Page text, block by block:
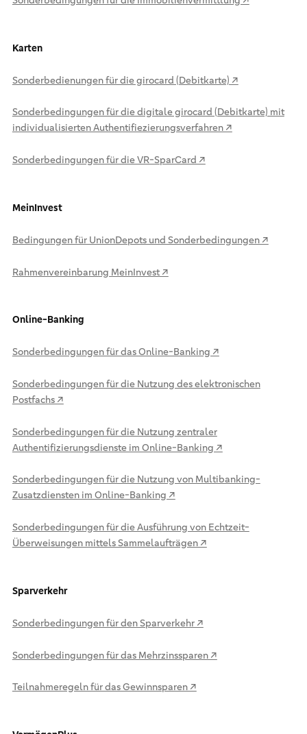
Karten
Sonderbedienungen für die girocard (Debitkarte) ↗
Sonderbedingungen für die digitale girocard (Debitkarte) mit
individualisierten Authentifiezierungsverfahren ↗
Sonderbedingungen für die VR-SparCard ↗
MeinInvest
Bedingungen für UnionDepots und Sonderbedingungen ↗
Rahmenvereinbarung MeinInvest ↗
Online-Banking
Sonderbedingungen für das Online-Banking ↗
Sonderbedingungen für die Nutzung des elektronischen
Postfachs ↗
Sonderbedingungen für die Nutzung zentraler
Authentifizierungsdienste im Online-Banking ↗
Sonderbedingungen für die Nutzung von Multibanking-
Zusatzdiensten im Online-Banking ↗
Sonderbedingungen für die Ausführung von Echtzeit-
Überweisungen mittels Sammelaufträgen ↗
Sparverkehr
Sonderbedingungen für den Sparverkehr ↗
Sonderbedingungen für das Mehrzinssparen ↗
Teilnahmeregeln für das Gewinnsparen ↗